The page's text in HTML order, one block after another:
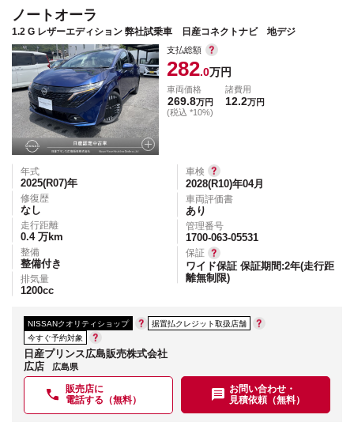
ノートオーラ
1.2 G レザーエディション 弊社試乗車 日産コネクトナビ 地デジ
支払総額
282.0万円
車両価格
269.8万円
(税込 *10%)
諸費用
12.2万円
年式
2025(R07)年
修復歴
なし
走行距離
0.4 万km
整備
整備付き
排気量
1200cc
車検
2028(R10)年04月
車両評価書
あり
管理番号
1700-063-05531
保証
ワイド保証 保証期間:2年(走行距
離無制限)
NISSANクオリティショップ
据置払クレジット取扱店舗
今すぐ予約対象
日産プリンス広島販売株式会社
広店
広島県
販売店に
電話する（無料）
お問い合わせ・
見積依頼（無料）